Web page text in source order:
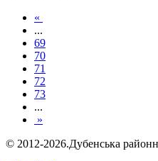
«
...
69
70
71
72
73
...
»
© 2012-2026.Дубенська